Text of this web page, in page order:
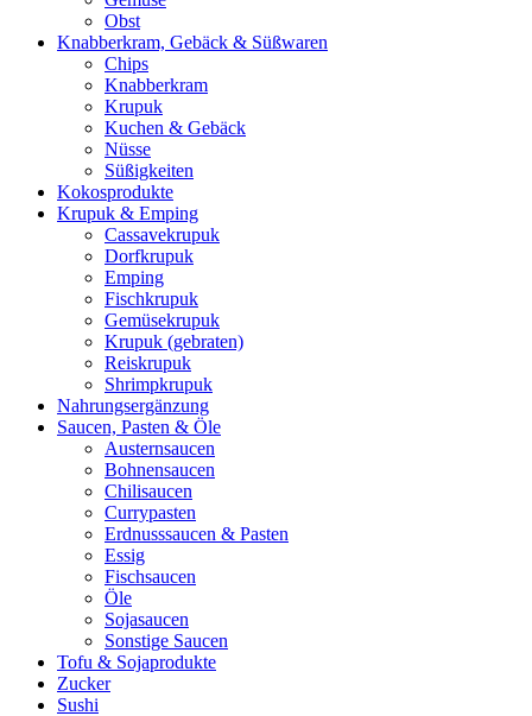
Obst
Knabberkram, Gebäck & Süßwaren
Chips
Knabberkram
Krupuk
Kuchen & Gebäck
Nüsse
Süßigkeiten
Kokosprodukte
Krupuk & Emping
Cassavekrupuk
Dorfkrupuk
Emping
Fischkrupuk
Gemüsekrupuk
Krupuk (gebraten)
Reiskrupuk
Shrimpkrupuk
Nahrungsergänzung
Saucen, Pasten & Öle
Austernsaucen
Bohnensaucen
Chilisaucen
Currypasten
Erdnusssaucen & Pasten
Essig
Fischsaucen
Öle
Sojasaucen
Sonstige Saucen
Tofu & Sojaprodukte
Zucker
Sushi